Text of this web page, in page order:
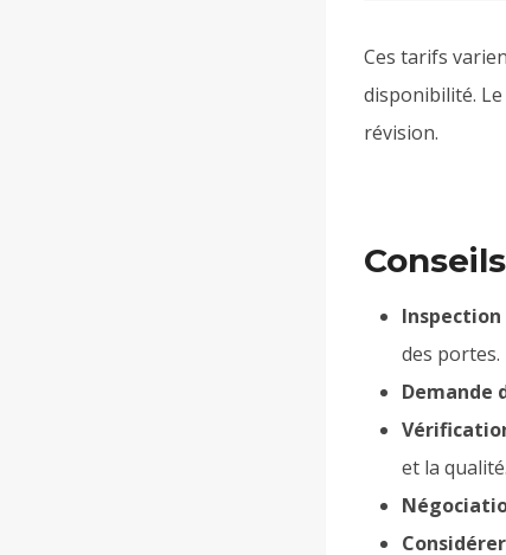
Ces tarifs
disponibilité.
révision.
des portes.
Demande
et la qualité.